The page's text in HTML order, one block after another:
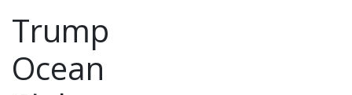
Trump
Ocean